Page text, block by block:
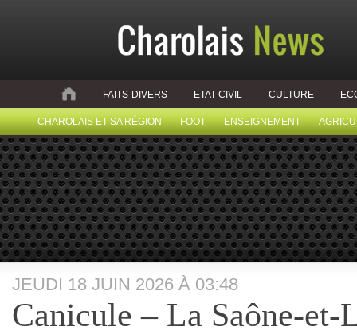
FAITS-DIVERS ETAT CIVIL CULTURE
CHAROLAIS ET SA RÉGION FOOT ENSEIGNEMENT
JEUDI 18 JUIN 2026 À 03:48
Canicule – La Saône-et-